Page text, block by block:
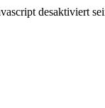
desaktiviert